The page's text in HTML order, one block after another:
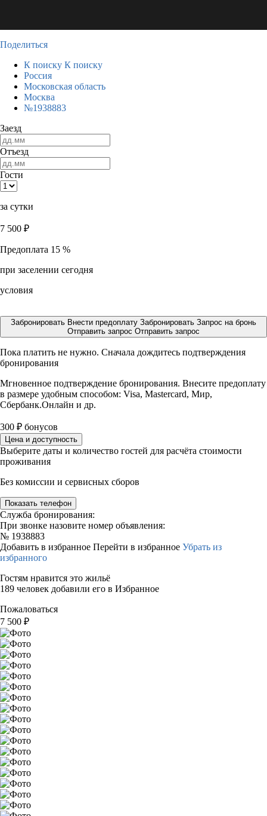
Поделиться
К поиску К поиску
Россия
Московская область
Москва
№1938883
Заезд
Отъезд
Гости
за сутки
7 500 ₽
Предоплата 15 %
при заселении сегодня
условия
Забронировать Внести предоплату Забронировать Запрос на бронь
Отправить запрос Отправить запрос
Пока платить не нужно. Сначала дождитесь подтверждения
бронирования
Мгновенное подтверждение бронирования. Внесите предоплату
в размере удобным способом: Visa, Mastercard, Мир,
Сбербанк.Онлайн и др.
300 ₽ бонусов
Цена и доступность
Выберите даты и количество гостей для расчёта стоимости
проживания
Без комиссии и сервисных сборов
Показать телефон
Служба бронирования:
При звонке назовите номер объявления:
№ 1938883
Добавить в избранное Перейти в избранное Убрать из
избранного
Гостям нравится это жильё
189 человек добавили его в Избранное
Пожаловаться
7 500 ₽